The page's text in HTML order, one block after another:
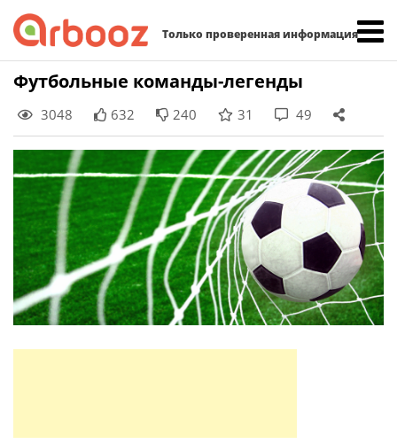
Только проверенная информация
Skip
content
Футбольные команды-легенды
3048 632 240 31 49
Найти: